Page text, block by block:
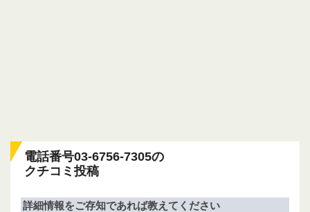
電話番号03-6756-7305の
クチコミ投稿
詳細情報をご存知であれば教えてください